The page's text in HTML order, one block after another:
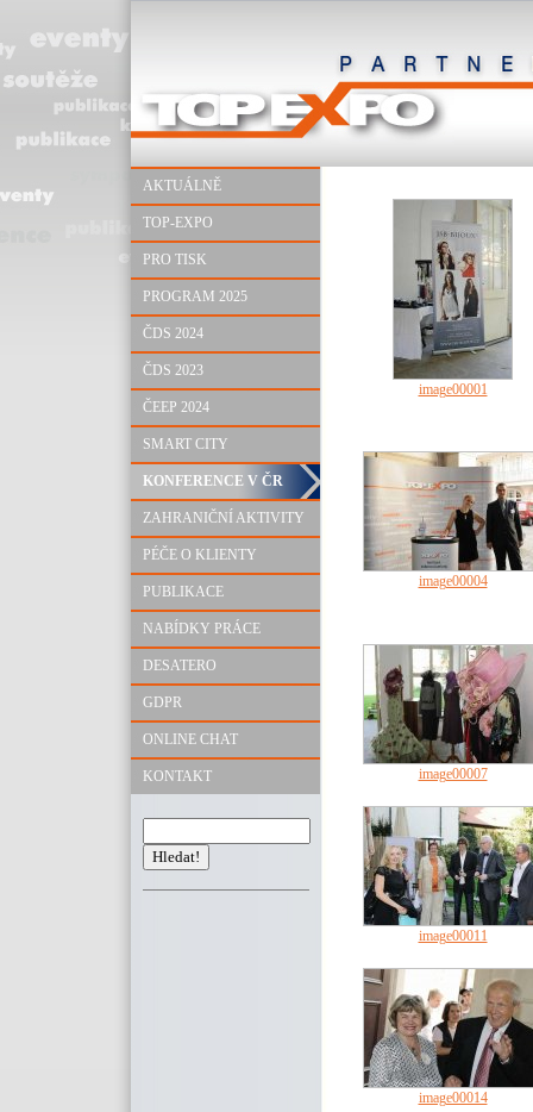
AKTUÁLNĚ
TOP-EXPO
PRO TISK
PROGRAM 2025
ČDS 2024
ČDS 2023
ČEEP 2024
SMART CITY
KONFERENCE V ČR
ZAHRANIČNÍ AKTIVITY
PÉČE O KLIENTY
PUBLIKACE
NABÍDKY PRÁCE
DESATERO
GDPR
ONLINE CHAT
KONTAKT
image00001
image00004
image00007
image00011
image00014